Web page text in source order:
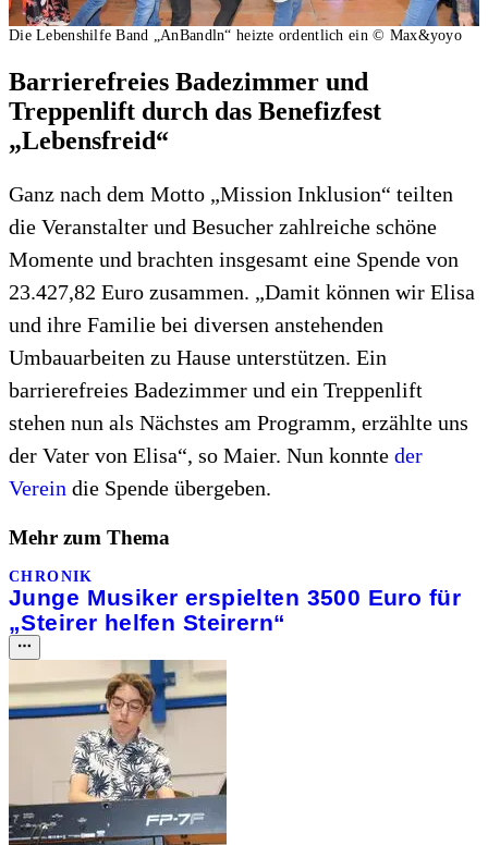
Die Lebenshilfe Band „AnBandln“ heizte ordentlich ein © Max&yoyo
Barrierefreies Badezimmer und
Treppenlift durch das Benefizfest
„Lebensfreid“
Ganz nach dem Motto „Mission Inklusion“ teilten
die Veranstalter und Besucher zahlreiche schöne
Momente und brachten insgesamt eine Spende von
23.427,82 Euro zusammen. „Damit können wir Elisa
und ihre Familie bei diversen anstehenden
Umbauarbeiten zu Hause unterstützen. Ein
barrierefreies Badezimmer und ein Treppenlift
stehen nun als Nächstes am Programm, erzählte uns
der Vater von Elisa“, so Maier. Nun konnte der
Verein die Spende übergeben.
Mehr zum Thema
CHRONIK
Junge Musiker erspielten 3500 Euro für
„Steirer helfen Steirern“